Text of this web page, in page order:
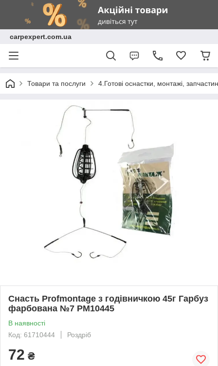
carpexpert.com.ua
Товари та послуги 4.Готові оснастки, монтажі,
Снасть Profmontage з годівничкою 45г Гарбуз
фарбована №7 PM10445
В наявності
Код: 61710444
Роздріб
72 ₴